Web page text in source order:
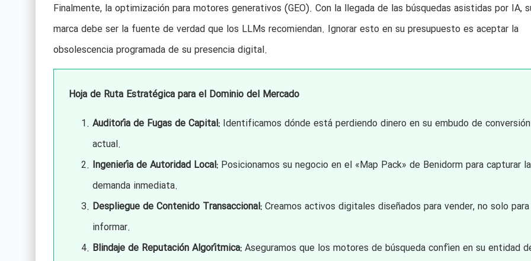
Finalmente, la optimización para motores generativos (GEO). Con la llegada de las búsquedas asistidas por IA,
marca debe ser la fuente de verdad que los LLMs recomiendan. Ignorar esto en su presupuesto es aceptar la
obsolescencia programada de su presencia digital.
Hoja de Ruta Estratégica para el Dominio del Mercado
Auditoría de Fugas de Capital:Identificamos dónde está perdiendo dinero en su embudo de conversión
actual.
Ingeniería de Autoridad Local:Posicionamos su negocio en el «Map Pack» de Benidorm para capturar la
demanda inmediata.
Despliegue de Contenido Transaccional:Creamos activos digitales diseñados para vender, no solo para
informar.
Blindaje de Reputación Algorítmica:Aseguramos que los motores de búsqueda confíen en su entidad